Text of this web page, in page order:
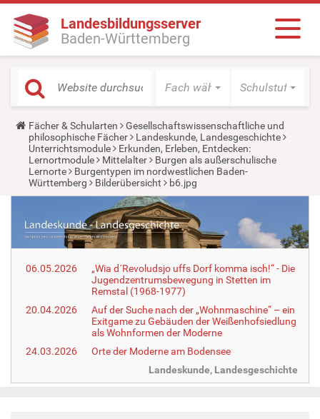
Landesbildungsserver
Baden-Württemberg
Fach wählen Schulstufe
Y
o
u
a
r
e
h
e
:
Fächer & Schularten
Gesellschaftswissenschaftliche und
philosophische Fächer
Landeskunde, Landesgeschichte
Unterrichtsmodule
Erkunden, Erleben, Entdecken:
Lernortmodule
Mittelalter
Burgen als außerschulische
Lernorte
Burgentypen im nordwestlichen Baden-
Württemberg
Bilderübersicht b6.jpg
06.05.2026
„Wia d´Revoludsjo uffs Dorf komma isch!“ - Die
Jugendzentrumsbewegung in Stetten im
Remstal (1968-1977)
20.04.2026
Auf der Suche nach der „Wohnmaschine“ – ein
Exitgame zu Gebäuden der Weißenhofsiedlung
als Wohnformen der Moderne
24.03.2026
Orte der Moderne am Bodensee
Landeskunde, Landesgeschichte